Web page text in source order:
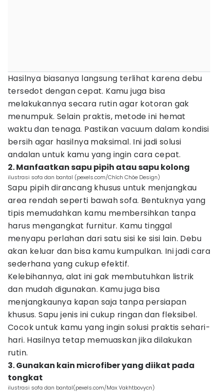
Hasilnya biasanya langsung terlihat karena debu
tersedot dengan cepat. Kamu juga bisa
melakukannya secara rutin agar kotoran gak
menumpuk. Selain praktis, metode ini hemat
waktu dan tenaga. Pastikan vacuum dalam kondisi
bersih agar hasilnya maksimal. Ini jadi solusi
andalan untuk kamu yang ingin cara cepat.
2. Manfaatkan sapu pipih atau sapu kolong
ilustrasi sofa dan bantal (pexels.com/Chích Chòe Design)
Sapu pipih dirancang khusus untuk menjangkau
area rendah seperti bawah sofa. Bentuknya yang
tipis memudahkan kamu membersihkan tanpa
harus mengangkat furnitur. Kamu tinggal
menyapu perlahan dari satu sisi ke sisi lain. Debu
akan keluar dan bisa kamu kumpulkan. Ini jadi cara
sederhana yang cukup efektif.
Kelebihannya, alat ini gak membutuhkan listrik
dan mudah digunakan. Kamu juga bisa
menjangkaunya kapan saja tanpa persiapan
khusus. Sapu jenis ini cukup ringan dan fleksibel.
Cocok untuk kamu yang ingin solusi praktis sehari-
hari. Hasilnya tetap memuaskan jika dilakukan
rutin.
3. Gunakan kain microfiber yang diikat pada
tongkat
ilustrasi sofa dan bantal(pexels.com/Max Vakhtbovycn)